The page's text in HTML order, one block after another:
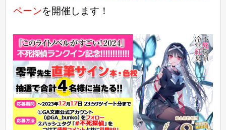
ペーンを開催します！